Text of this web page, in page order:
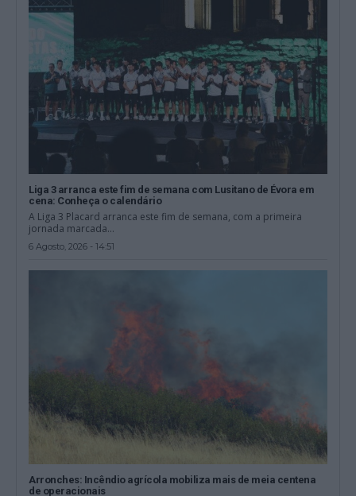
Liga 3 arranca este fim de semana com Lusitano de Évora em
cena: Conheça o calendário
A Liga 3 Placard arranca este fim de semana, com a primeira
jornada marcada...
6 Agosto, 2026 - 14:51
Arronches: Incêndio agrícola mobiliza mais de meia centena
de operacionais